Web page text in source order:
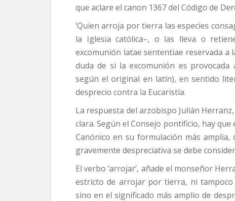
que aclare el canon 1367 del Código de
‘Quien arroja por tierra las especies
la Iglesia católica–, o las lleva o
excomunión latae sententiae reservada a
duda de si la excomunión es provocada
según el original en latín), en sentido
desprecio contra la Eucaristía.
La respuesta del arzobispo Julián
clara. Según el Consejo pontificio, hay
Canónico en su formulación más amplia,
gravemente despreciativa se debe
El verbo ‘arrojar’, añade el monseñor
estricto de arrojar por tierra, ni
sino en el significado más amplio de